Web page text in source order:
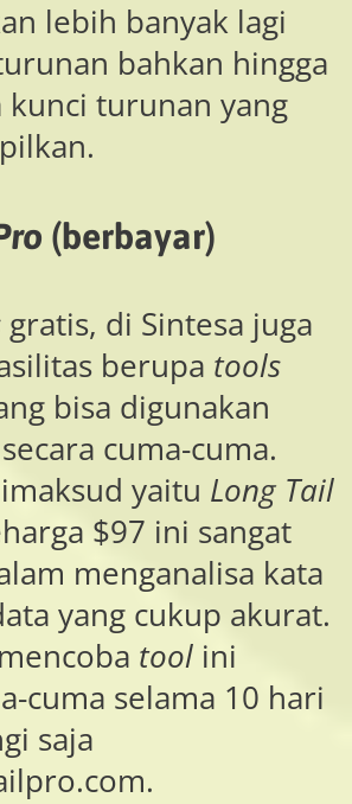
lebih banyak lagi
bahkan hingga
kunci turunan yang
(berbayar)
gratis, di Sintesa juga
berupa tools
bisa digunakan
cuma-cuma.
yaitu Long Tail
$97 ini sangat
menganalisa kata
yang cukup akurat.
tool ini
cuma selama 10 hari
saja